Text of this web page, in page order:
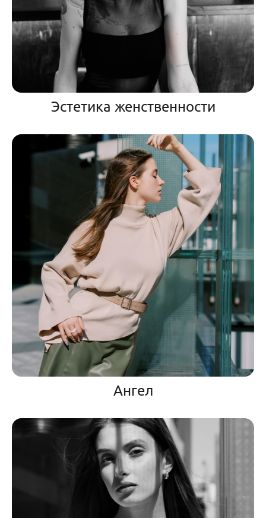
Эстетика женственности
Ангел